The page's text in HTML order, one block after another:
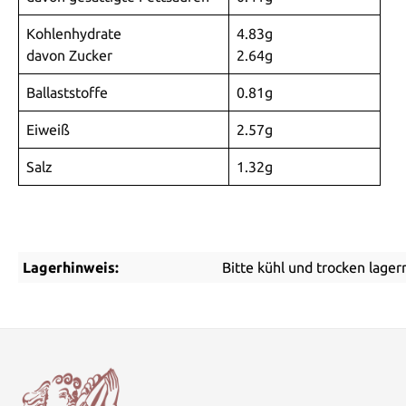
Kohlenhydrate
davon Zucker
4.83g
2.64g
Ballaststoffe 0.81g
Eiweiß 2.57g
Salz 1.32g
Lagerhinweis: Bitte kühl und trocken